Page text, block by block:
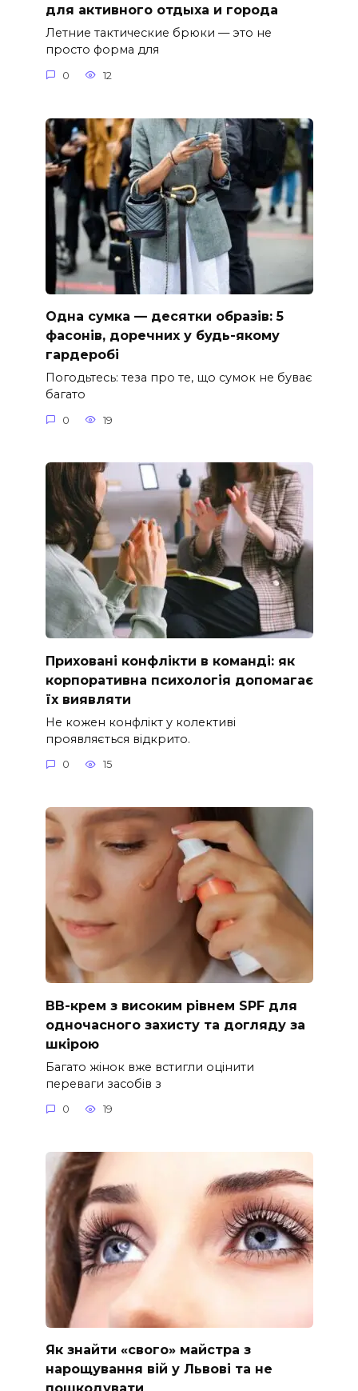
для активного отдыха и города
Летние тактические брюки — это не
просто форма для
0 12
Одна сумка — десятки образів: 5
фасонів, доречних у будь-якому
гардеробі
Погодьтесь: теза про те, що сумок не буває
багато
0 19
Приховані конфлікти в команді: як
корпоративна психологія допомагає
їх виявляти
Не кожен конфлікт у колективі
проявляється відкрито.
0 15
ВВ-крем з високим рівнем SPF для
одночасного захисту та догляду за
шкірою
Багато жінок вже встигли оцінити
переваги засобів з
0 19
Як знайти «свого» майстра з
нарощування вій у Львові та не